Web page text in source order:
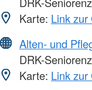
Karte: Link zur
Alten- und
DRK-
Karte: Link zur